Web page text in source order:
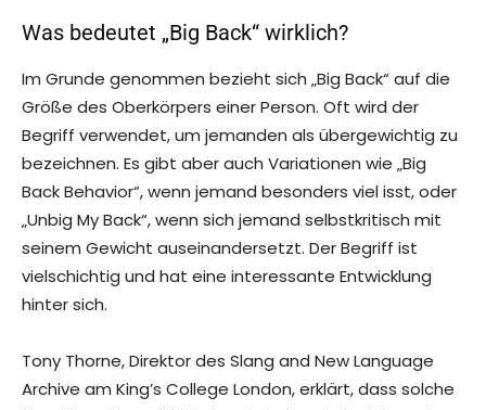
Was bedeutet „Big Back“ wirklich?
Im Grunde genommen bezieht sich „Big Back“ auf die
Größe des Oberkörpers einer Person. Oft wird der
Begriff verwendet, um jemanden als übergewichtig zu
bezeichnen. Es gibt aber auch Variationen wie „Big
Back Behavior“, wenn jemand besonders viel isst, oder
„Unbig My Back“, wenn sich jemand selbstkritisch mit
seinem Gewicht auseinandersetzt. Der Begriff ist
vielschichtig und hat eine interessante Entwicklung
hinter sich.
Tony Thorne, Direktor des Slang and New Language
Archive am King’s College London, erklärt, dass solche